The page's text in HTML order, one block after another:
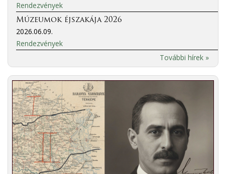
Rendezvények
Múzeumok éjszakája 2026
2026.06.09.
Rendezvények
További hírek »